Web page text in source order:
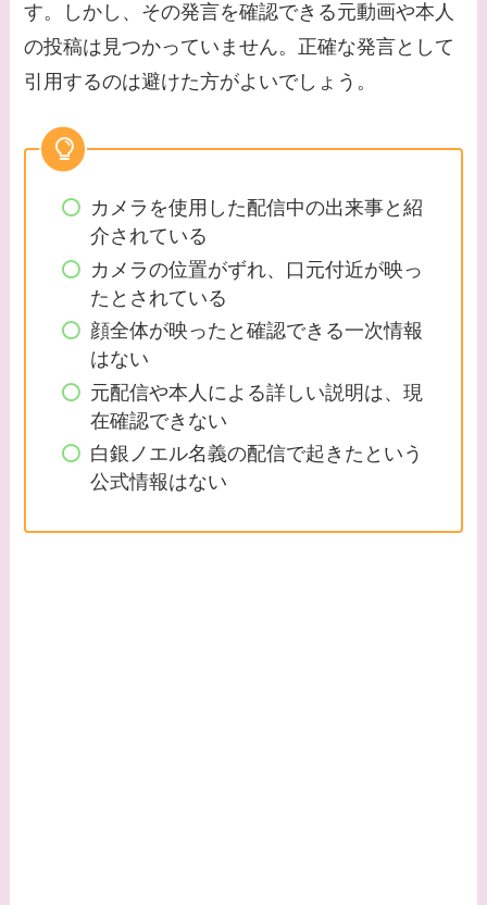
のきっかけ・効果は？
す。しかし、その発言を確認できる元動画や本人
の投稿は見つかっていません。正確な発言として
引用するのは避けた方がよいでしょう。
カメラを使用した配信中の出来事と紹
介されている
カメラの位置がずれ、口元付近が映っ
たとされている
顔全体が映ったと確認できる一次情報
はない
元配信や本人による詳しい説明は、現
在確認できない
白銀ノエル名義の配信で起きたという
公式情報はない